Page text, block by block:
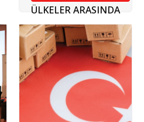
ÜLKELER ARASINDA